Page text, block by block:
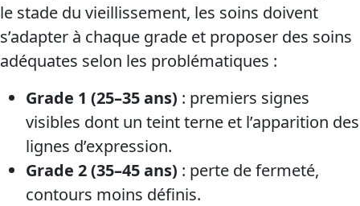
le stade du vieillissement, les soins doivent
s’adapter à chaque grade et proposer des soins
adéquates selon les problématiques :
Grade 1 (25–35 ans) : premiers signes
visibles dont un teint terne et l’apparition des
lignes d’expression.
Grade 2 (35–45 ans) : perte de fermeté,
contours moins définis.